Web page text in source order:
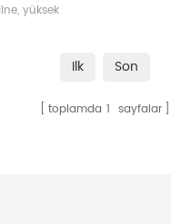
yüksek
Ilk Son
toplamda 1 sayfalar